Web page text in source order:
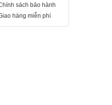
sách bảo hành
hàng miễn phí